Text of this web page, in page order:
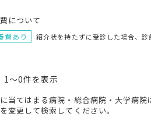
について
費あり 紹介状を持たずに受診した場合、
1〜0件を表示
当てはまる病院・総合病院・大学病
変更して検索してください。